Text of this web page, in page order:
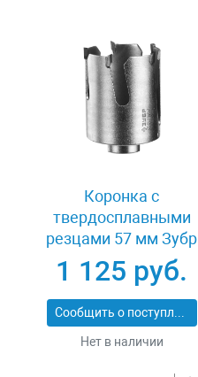
Коронка с
твердосплавными
резцами 57 мм Зубр
ПРОФИ 29514-57
1 125 руб.
Сообщить о поступлении
Нет в наличии